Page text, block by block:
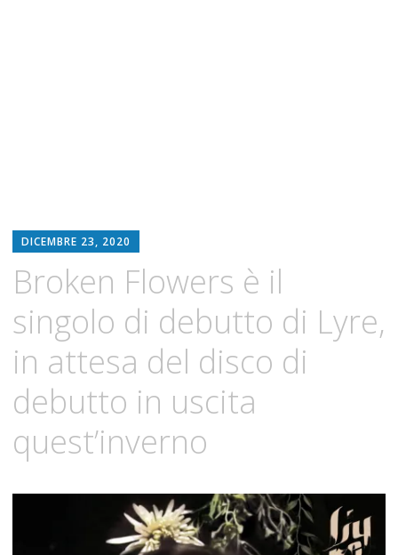
DICEMBRE 23, 2020
Broken Flowers è il
singolo di debutto di Lyre,
in attesa del disco di
debutto in uscita
quest’inverno